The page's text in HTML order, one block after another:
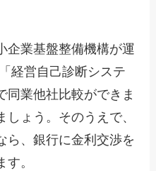
企業基盤整備機構が運
経営自己診断システ
同業他社比較ができま
ょう。そのうえで、
ら、銀行に金利交渉を
。